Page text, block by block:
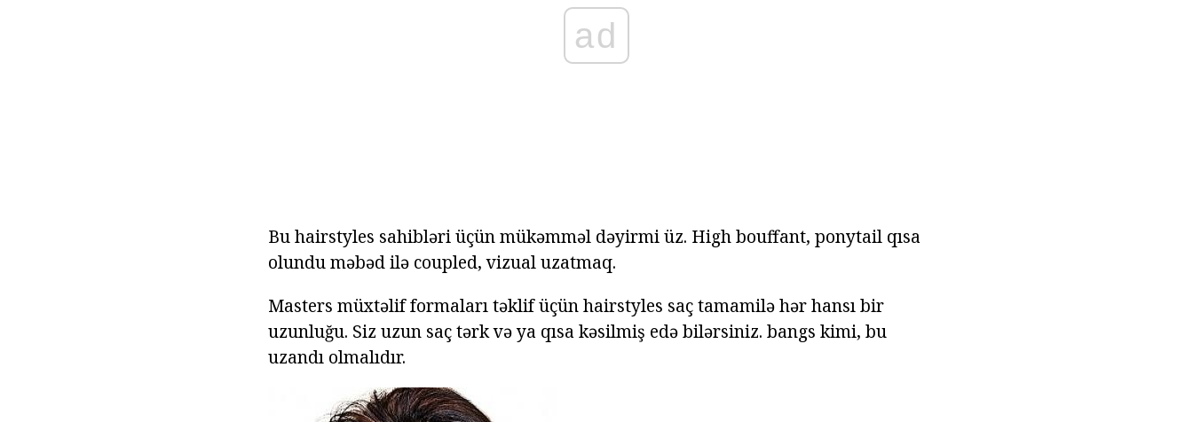
ad
Bu hairstyles sahibləri üçün mükəmməl dəyirmi üz. High bouffant, ponytail qısa
olundu məbəd ilə coupled, vizual uzatmaq.
Masters müxtəlif formaları təklif üçün hairstyles saç tamamilə hər hansı bir
uzunluğu. Siz uzun saç tərk və ya qısa kəsilmiş edə bilərsiniz. bangs kimi, bu
uzandı olmalıdır.